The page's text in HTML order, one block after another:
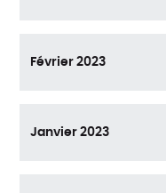
Février 2023
Janvier 2023